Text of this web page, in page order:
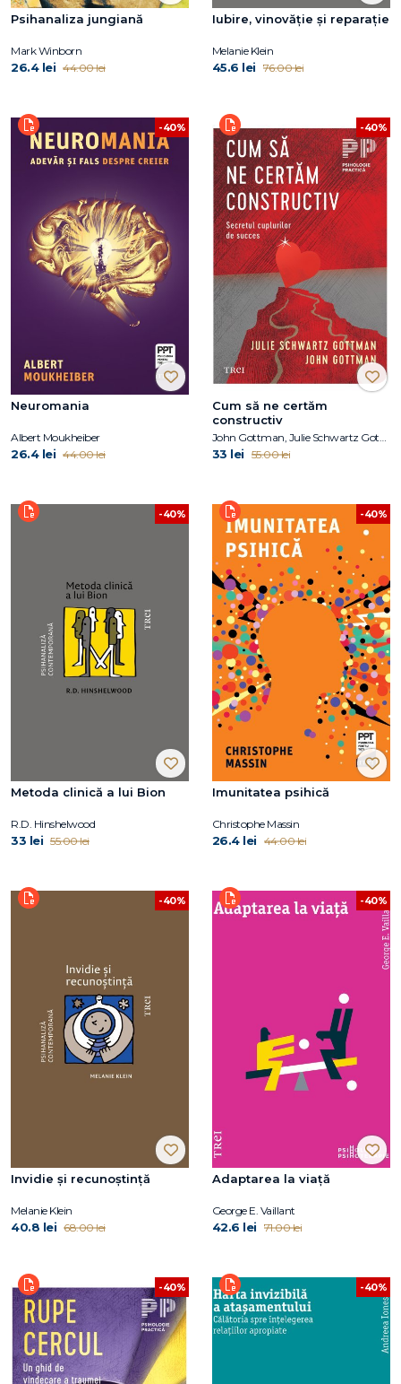
Psihanaliza jungiană
Mark Winborn
26.4 lei 44.00 lei
Iubire, vinovăție și reparație
Melanie Klein
45.6 lei 76.00 lei
-40%
Neuromania
Albert Moukheiber
26.4 lei 44.00 lei
-40%
Cum să ne certăm
constructiv
33 lei 55.00 lei
-40%
Metoda clinică a lui Bion
R.D. Hinshelwood
33 lei 55.00 lei
-40%
Imunitatea psihică
Christophe Massin
26.4 lei 44.00 lei
-40%
Invidie și recunoștință
Melanie Klein
40.8 lei 68.00 lei
-40%
Adaptarea la viață
George E. Vaillant
42.6 lei 71.00 lei
-40% -40%